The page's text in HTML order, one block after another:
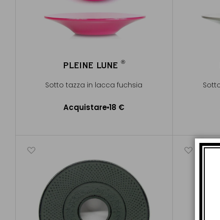
PLEINE LUNE ®
Sotto tazza in lacca fuchsia
Acquistare18 €